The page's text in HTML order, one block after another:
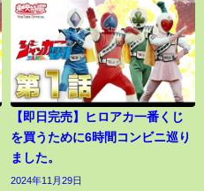
【即日完売】ヒロアカ一番くじ
を買うために6時間コンビニ巡り
ました。
2024年11月29日